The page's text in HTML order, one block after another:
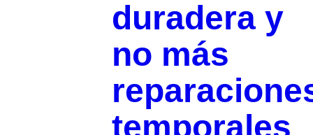
duradera y
no más
temporales